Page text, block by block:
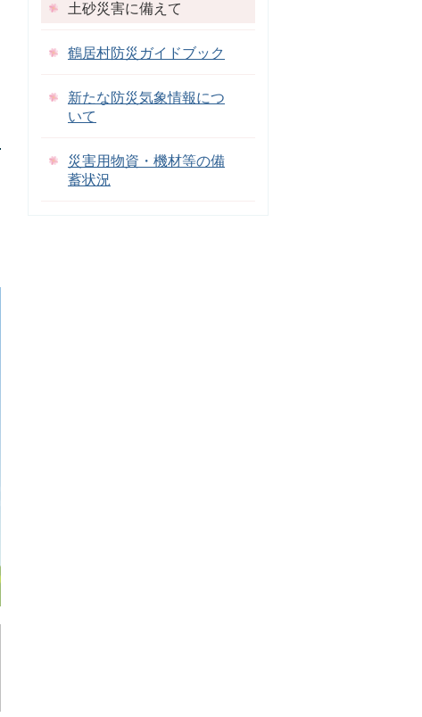
土砂災害に備えて
鶴居村防災ガイドブック
新たな防災気象情報につ
いて
災害用物資・機材等の備
蓄状況